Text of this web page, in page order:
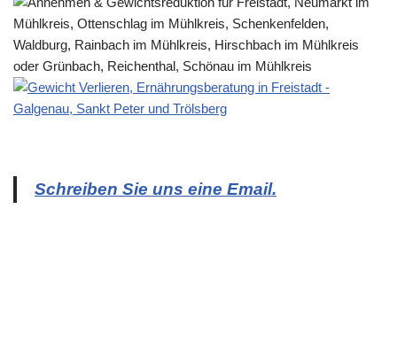
Schreiben Sie uns eine Email.